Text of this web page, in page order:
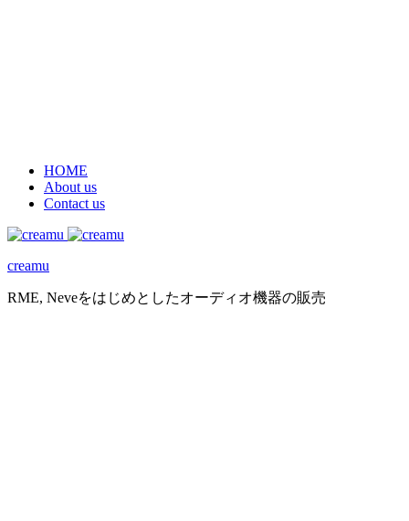
HOME
About us
Contact us
creamu
RME, Neveをはじめとしたオーディオ機器の販売